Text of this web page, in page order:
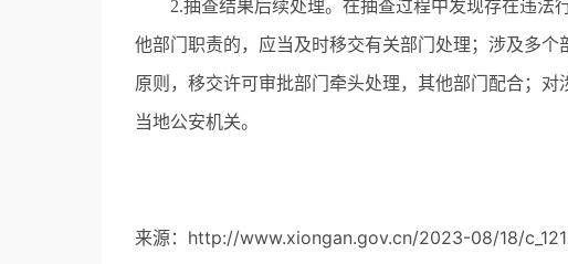
2.抽查结果后续处理。在抽查过程中发现存在违法
他部门职责的，应当及时移交有关部门处理；涉及多
原则，移交许可审批部门牵头处理，其他部门配合；
当地公安机关。
来源：http://www.xiongan.gov.cn/2023-08/18/